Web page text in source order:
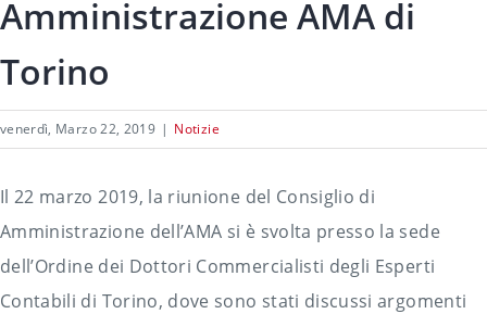
Amministrazione AMA di
Torino
venerdì, Marzo 22, 2019 | Notizie
Il 22 marzo 2019, la riunione del Consiglio di
Amministrazione dell’AMA si è svolta presso la sede
dell’Ordine dei Dottori Commercialisti degli Esperti
Contabili di Torino, dove sono stati discussi argomenti